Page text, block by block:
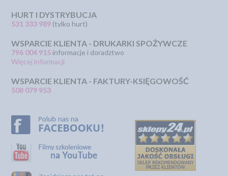
HURT I DYSTRYBUCJA
531 333 989 (tylko hurt)
WSPARCIE KLIENTA - DRUKARKI SPOŻYWCZE
796 004 915 informacje i doradztwo
Więcej informacji
WSPARCIE KLIENTA - FAKTURY-KSIĘGOWOŚĆ
508 079 953